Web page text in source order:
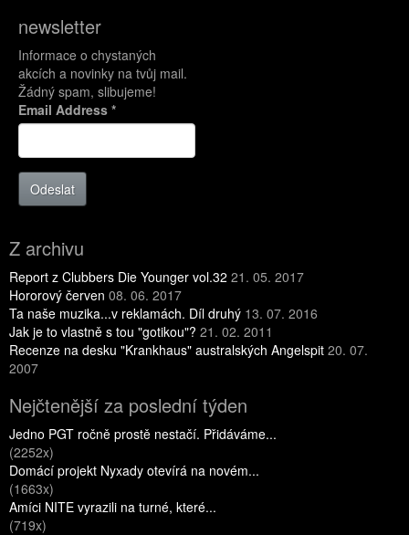
newsletter
Informace o chystaných
akcích a novinky na tvůj mail.
Žádný spam, slibujeme!
Email Address *
Odeslat
Z archivu
Report z Clubbers Die Younger vol.32 21. 05. 2017
Hororový červen 08. 06. 2017
Ta naše muzika...v reklamách. Díl druhý 13. 07. 2016
Jak je to vlastně s tou "gotikou"? 21. 02. 2011
Recenze na desku "Krankhaus" australských Angelspit 20. 07.
2007
Nejčtenější za poslední týden
Jedno PGT ročně prostě nestačí. Přidáváme...
(2252x)
Domácí projekt Nyxady otevírá na novém...
(1663x)
Amíci NITE vyrazili na turné, které...
(719x)